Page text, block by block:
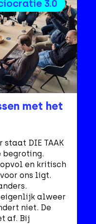
3.0
met het
DIE TAAK
begroting.
en kritisch
ons ligt.
alweer
niet. De
af. Bij